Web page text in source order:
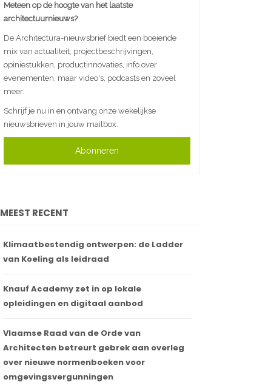
Meteen op de hoogte van het laatste
architectuurnieuws?
De Architectura-nieuwsbrief biedt een boeiende
mix van actualiteit, projectbeschrijvingen,
opiniestukken, productinnovaties, info over
evenementen, maar video's, podcasts en zoveel
meer.
Schrijf je nu in en ontvang onze wekelijkse
nieuwsbrieven in jouw mailbox.
Abonneren
MEEST RECENT
Klimaatbestendig ontwerpen: de Ladder
van Koeling als leidraad
Knauf Academy zet in op lokale
opleidingen en digitaal aanbod
Vlaamse Raad van de Orde van
Architecten betreurt gebrek aan overleg
over nieuwe normenboeken voor
omgevingsvergunningen